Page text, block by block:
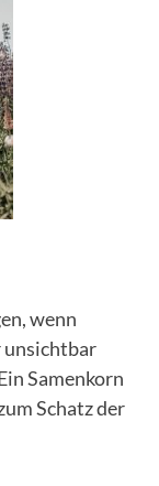
wenn
unsichtbar
Samenkorn
Schatz der